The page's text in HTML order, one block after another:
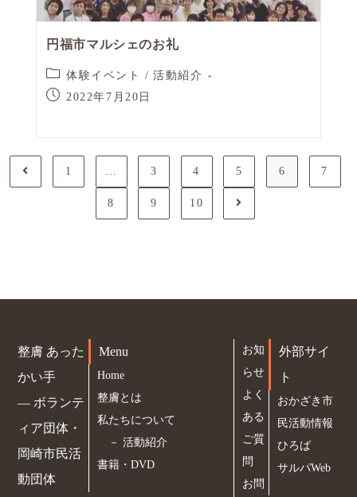
円福市マルシェのお礼
体験イベント / 活動紹介
2022年7月20日
1 … 3 4 5 6 7
8 9 10
整膚 あった
かい手
― ボランテ
ィア団体・
岡崎市民活
動団体
Menu
Home
整膚とは
私たちについて
－活動紹介
書籍・DVD
お知
らせ
よく
ある
ご質
問
お問
外部サイ
ト
おかざき市
民活動情報
ひろば
サルパWeb